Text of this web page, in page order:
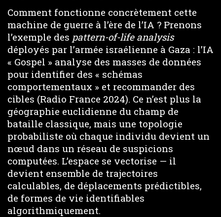
Comment fonctionne concrètement cette
machine de guerre à l’ère de l’IA ? Prenons
l’exemple des pattern-of-life analysis
déployés par l’armée israélienne à Gaza : l’IA
« Gospel » analyse des masses de données
pour identifier des « schémas
comportementaux » et recommander des
cibles (Radio France 2024). Ce n’est plus la
géographie euclidienne du champ de
bataille classique, mais une topologie
probabiliste où chaque individu devient un
nœud dans un réseau de suspicions
computées. L’espace se vectorise — il
devient ensemble de trajectoires
calculables, de déplacements prédictibles,
de formes de vie identifiables
algorithmiquement.